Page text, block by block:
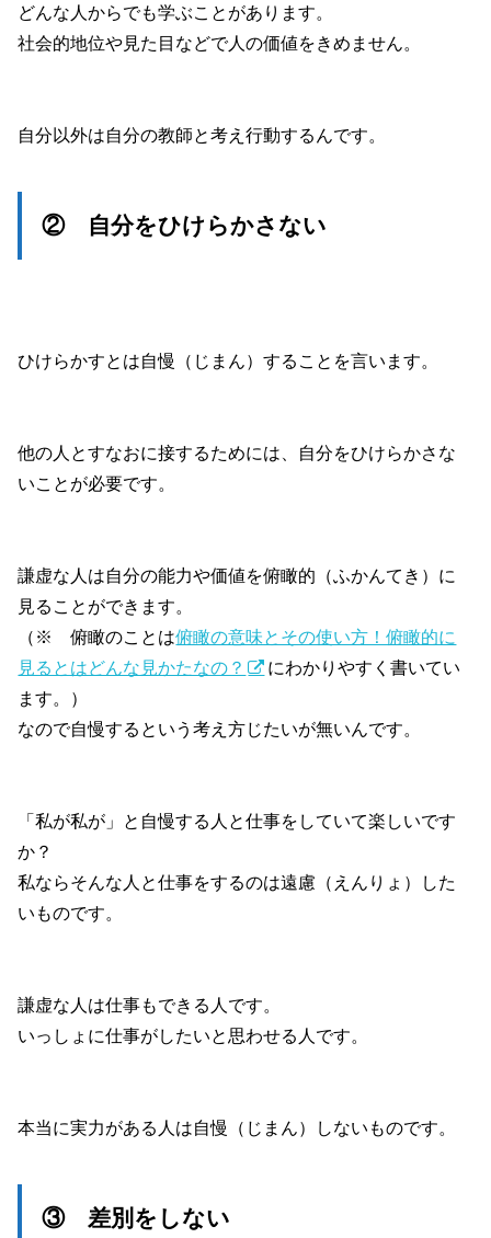
どんな人からでも学ぶことがあります。
社会的地位や見た目などで人の価値をきめません。
自分以外は自分の教師と考え行動するんです。
② 自分をひけらかさない
ひけらかすとは自慢（じまん）することを言います。
他の人とすなおに接するためには、自分をひけらかさな
いことが必要です。
謙虚な人は自分の能力や価値を俯瞰的（ふかんてき）に
見ることができます。
（※ 俯瞰のことは俯瞰の意味とその使い方！俯瞰的に
見るとはどんな見かたなの？
にわかりやすく書いてい
ます。）
なので自慢するという考え方じたいが無いんです。
「私が私が」と自慢する人と仕事をしていて楽しいです
か？
私ならそんな人と仕事をするのは遠慮（えんりょ）した
いものです。
謙虚な人は仕事もできる人です。
いっしょに仕事がしたいと思わせる人です。
本当に実力がある人は自慢（じまん）しないものです。
③ 差別をしない